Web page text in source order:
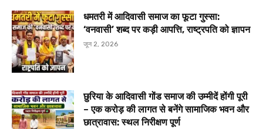
धमतरी में आदिवासी समाज का फूटा गुस्सा:
‘वनवासी’ शब्द पर कड़ी आपत्ति, राष्ट्रपति को ज्ञापन
जून 2, 2026
छुरिया के आदिवासी गोंड समाज की उम्मीदें होंगी पूरी
– एक करोड़ की लागत से बनेंगे सामाजिक भवन और
छात्रावास: स्थल निरीक्षण पूर्ण